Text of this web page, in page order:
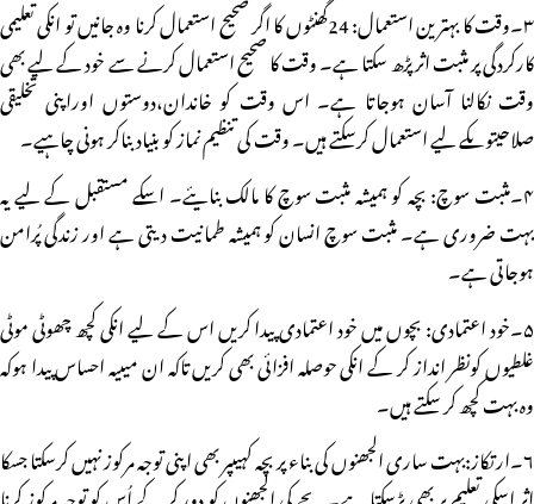
۳۔وقت کا بہترین استعمال: 24گھنٹوں کا اگر صحیح استعمال کرنا وہ جانیں تو انکی تعلیمی
کارکردگی پر مثبت اثر پڑھ سکتا ہے۔ وقت کا صحیح استعمال کرنے سے خود کے لیے بھی
وقت نکالنا آسان ہوجاتا ہے۔ اس وقت کو خاندان،دوستوں اوراپنی تخلیقی
صلاحیتوںکے لیے استعمال کرسکتے ہیں۔ وقت کی تنظیم نماز کو بنیاد بناکر ہونی چاہیے۔
۴۔مثبت سوچ: بچہ کو ہمیشہ مثبت سوچ کا مالک بنایئے۔ اسکے مستقبل کے لیے یہ
بہت ضروری ہے۔ مثبت سوچ انسان کو ہمیشہ طمانیت دیتی ہے اور زندگی پُرامن
ہوجاتی ہے۔
۵۔خود اعتمادی: بچوں میں خود اعتمادی پیدا کریں اس کے لیے انکی کچھ چھوٹی موٹی
غلطیوں کونظر انداز کر کے انکی حوصلہ افزائی بھی کریں تاکہ ان میںیہ احساس پیدا ہوکہ
وہ بہت کچھ کر سکتے ہیں۔
۶۔ارتکاز:بہت ساری الجھنوں کی بناء پر بچہ کہیںپر بھی اپنی توجہ مرکوز نہیں کرسکتا جسکا